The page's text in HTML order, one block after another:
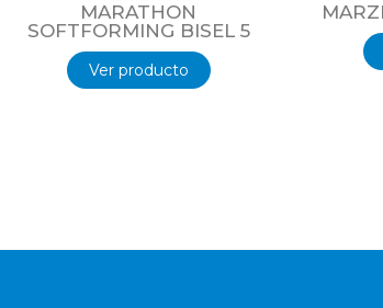
MARATHON
SOFTFORMING BISEL 5
Ver producto